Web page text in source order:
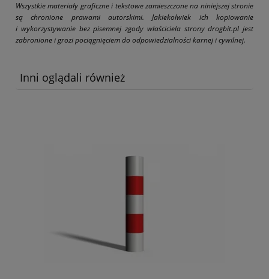
Wszystkie materiały graficzne i tekstowe zamieszczone na niniejszej stronie
są chronione prawami autorskimi. Jakiekolwiek ich kopiowanie
i wykorzystywanie bez pisemnej zgody właściciela strony drogbit.pl jest
zabronione i grozi pociągnięciem do odpowiedzialności karnej i cywilnej.
Inni oglądali również